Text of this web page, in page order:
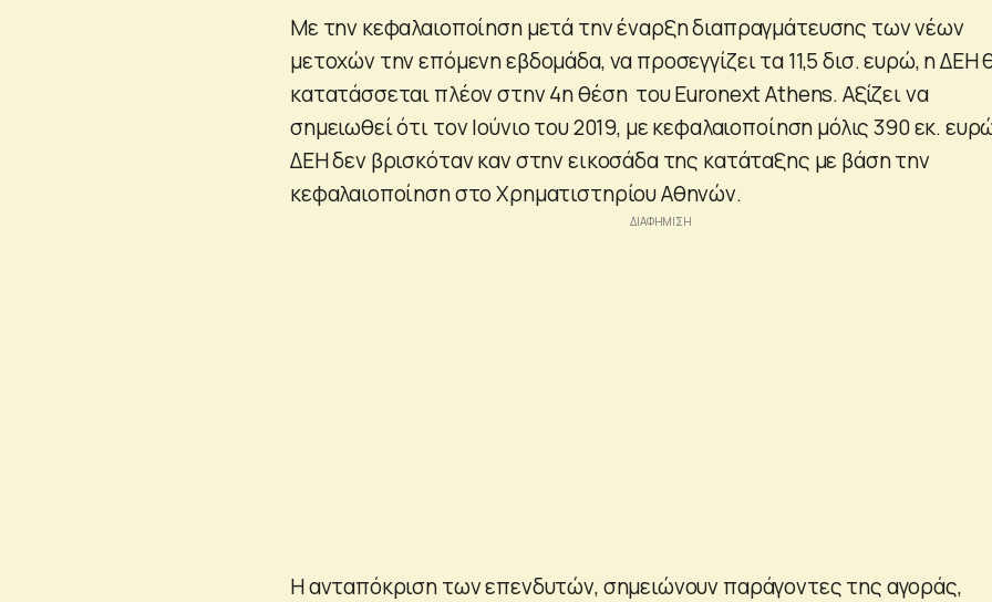
Με την κεφαλαιοποίηση μετά την έναρξη διαπραγμάτευσης των νέων
μετοχών την επόμενη εβδομάδα, να προσεγγίζει τα 11,5 δισ. ευρώ, η ΔΕΗ
κατατάσσεται πλέον στην 4η θέση του Euronext Athens. Αξίζει να
σημειωθεί ότι τον Ιούνιο του 2019, με κεφαλαιοποίηση μόλις 390 εκ.
ΔΕΗ δεν βρισκόταν καν στην εικοσάδα της κατάταξης με βάση την
κεφαλαιοποίηση στο Χρηματιστηρίου Αθηνών.
Η ανταπόκριση των επενδυτών, σημειώνουν παράγοντες της αγοράς,